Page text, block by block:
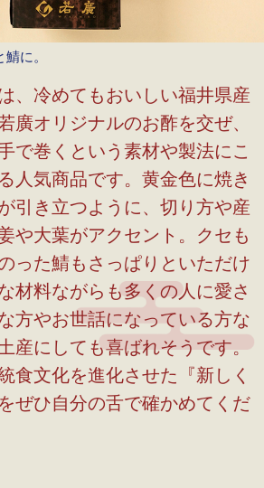
に。
、冷めてもおいしい福井県産
廣オリジナルのお酢を交ぜ、
で巻くという素材や製法にこ
人気商品です。黄金色に焼き
引き立つように、切り方や産
や大葉がアクセント。クセも
った鯖もさっぱりといただけ
材料ながらも多くの人に愛さ
方やお世話になっている方な
産にしても喜ばれそうです。
食文化を進化させた『新しく
ぜひ自分の舌で確かめてくだ